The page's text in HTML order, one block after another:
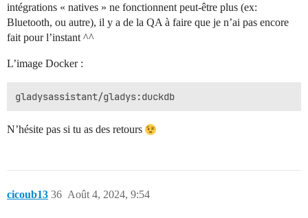
intégrations « natives » ne fonctionnent peut-être plus (ex:
Bluetooth, ou autre), il y a de la QA à faire que je n’ai pas encore
fait pour l’instant ^^
L’image Docker :
N’hésite pas si tu as des retours
cicoub13 Août 4, 2024, 9:54
36